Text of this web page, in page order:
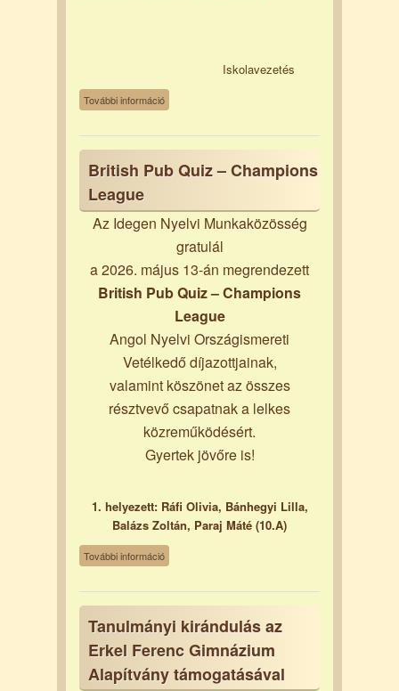
Iskolavezetés
További információÜgyintézés a nyári szünetben
tartalommal kapcsolatosan
British Pub Quiz – Champions
League
Az Idegen Nyelvi Munkaközösség
gratulál
a 2026. május 13-án megrendezett
British Pub Quiz – Champions
League
Angol Nyelvi Országismereti
Vetélkedő díjazottjainak,
valamint köszönet az összes
résztvevő csapatnak a lelkes
közreműködésért.
Gyertek jövőre is!
1. helyezett: Ráfi Olivia, Bánhegyi Lilla,
Balázs Zoltán, Paraj Máté (10.A)
További információBritish Pub Quiz – Champions League
tartalommal kapcsolatosan
Tanulmányi kirándulás az
Erkel Ferenc Gimnázium
Alapítvány támogatásával